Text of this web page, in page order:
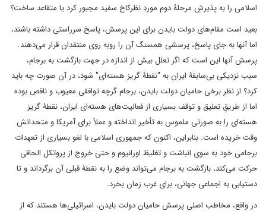
اسلامی را به پذیرشِ مرحلۀ دوم موردِ نظرکاخ سفید مجبور کرد یا متقاعد ساخت؟
بعید است مقام‌های دولت بایدن برای این پرسش، پاسخ سرراستی داشته باشند،
اما آنها به جای پاسخ، پرسشی همسنگ آن را روبه روی منتقدان قرار می‌دهند.
پرسش آنها این است که اگر تعلل بیش از اندازه در جهت بازگشت به برجام،
سبب نزدیکی بی‌سابقۀ ایران به "نقطۀ گریز هسته‌ای" شود، در آن صورت چه باید
کرد؟ از نظر برخی حامیان دولت بایدن، برجام گرچه توافقی معیوب و ناقص بوده
اما از طریقِ تعلیق و توقف بسیاری از فعالیت‌های هسته‌ای ایران، نقطۀ گریز
هسته‌ای را به صورتی ملموس به تأخیر انداخته و عملاً برای آمریکا و متحدانش
وقت خریده است. بنابراین، اکنون که جمهوری اسلامی با لغو بسیاری از تعهدات
برجامی خود به سوی انباشت و تغلیظ اورانیوم و حتی خروج از پروتکل الحاقی
حرکت می‌کند، بازگشت به برجام می‌تواند وضع را به نقطۀ قبلی آن برگرداند و تا
دستیابی به اجماعی جهانی، برای غرب زمان بخرد.
در واقع، مخاطب اصلی پرسش حامیان دولت بایدن، اسرائیلی‌ها هستند که از